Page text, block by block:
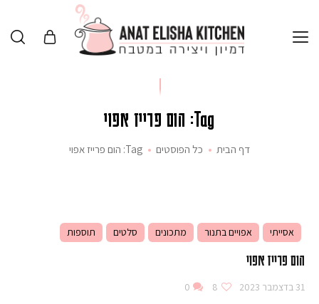
Tag: הום פרייז אפוי
דף הבית כל הפוסטים Tag: הום פרייז אפוי
אסייתי אפויים בתנור מתכונים סלטים תוספות
הום פרייז אפוי
31 בדצמבר 2023 8
0